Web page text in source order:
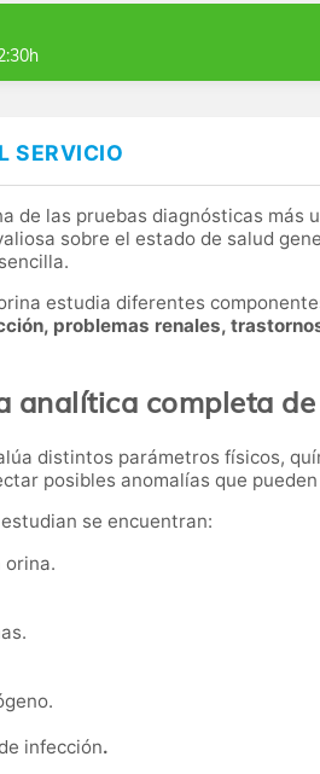
SERVICIO
de las pruebas diagnósticas más
sobre el estado de salud
estudia diferentes
problemas renales,
analítica completa
distintos parámetros físicos,
posibles anomalías que
se encuentran:
orina.
infección.